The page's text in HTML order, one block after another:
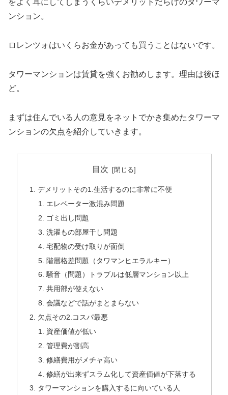
をよく耳にしてしまうくらいデメリットだらけのタワーマ
ンション。
ロレンツォはいくらお金があっても買うことはないです。
タワーマンションは賃貸を強くお勧めします。理由は後ほ
ど。
まずは住んでいる人の意見をネットでかき集めたタワーマ
ンションの欠点を紹介していきます。
目次
デメリットその1.生活するのに非常に不便
エレベーター激混み問題
ゴミ出し問題
洗濯もの部屋干し問題
宅配物の受け取りが面倒
階層格差問題（タワマンヒエラルキー）
騒音（問題）トラブルは低層マンション以上
共用部が使えない
会議などで話がまとまらない
欠点その2.コスパ最悪
資産価値が低い
管理費が割高
修繕費用がメチャ高い
修繕が出来ずスラム化して資産価値が下落する
タワーマンションを購入するに向いている人